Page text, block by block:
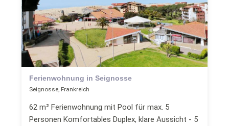
Ferienwohnung in Seignosse
Seignosse, Frankreich
62 m² Ferienwohnung mit Pool für max. 5
Personen Komfortables Duplex, klare Aussicht - 5